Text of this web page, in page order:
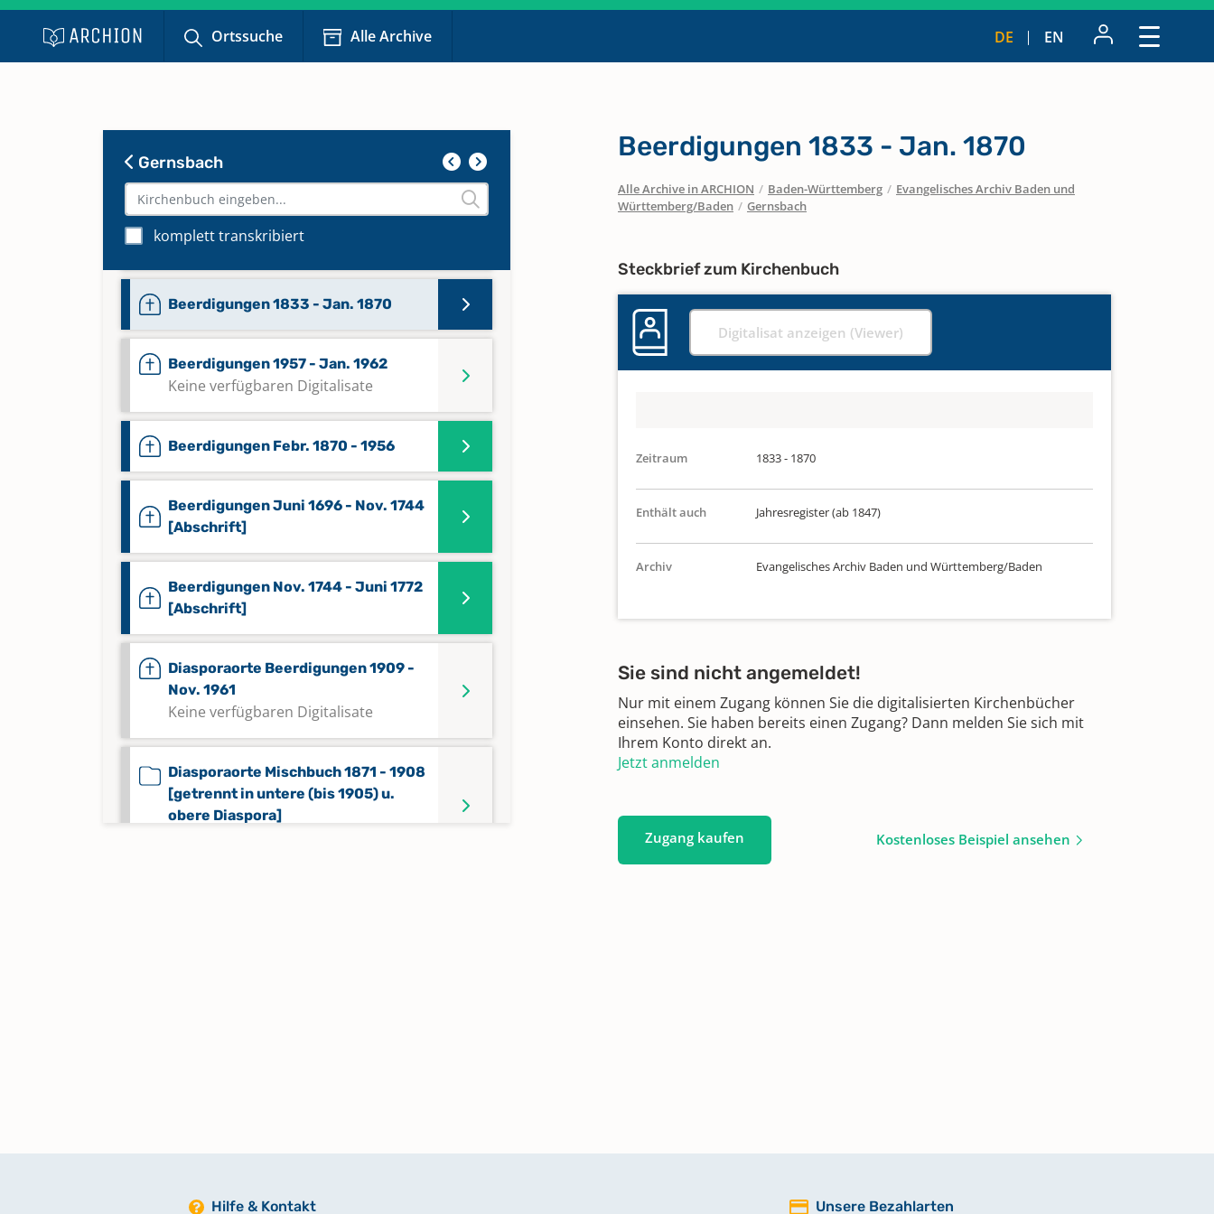
Ortssuche Alle Archive DE EN
Gernsbach
komplett transkribiert
Beerdigungen 1772 - 1796
Beerdigungen 1797 - 1832
Beerdigungen 1833 - Jan. 1870
Beerdigungen 1957 - Jan. 1962
Keine verfügbaren Digitalisate
Beerdigungen Febr. 1870 - 1956
Beerdigungen Juni 1696 - Nov. 1744
[Abschrift]
Beerdigungen Nov. 1744 - Juni 1772
[Abschrift]
Diasporaorte Beerdigungen 1909 -
Nov. 1961
Keine verfügbaren Digitalisate
Diasporaorte Mischbuch 1871 - 1908
[getrennt in untere (bis 1905) u.
obere Diaspora]
Mischbuch 1579,1579,1605 - Dez.
Beerdigungen 1833 - Jan. 1870
Alle Archive in ARCHION / Baden-Württemberg / Evangelisches Archiv Baden und
Württemberg/Baden / Gernsbach
Steckbrief zum Kirchenbuch
Digitalisat anzeigen (Viewer)
Zeitraum 1833 - 1870
Enthält auch Jahresregister (ab 1847)
Archiv Evangelisches Archiv Baden und Württemberg/Baden
Sie sind nicht angemeldet!
Nur mit einem Zugang können Sie die digitalisierten Kirchenbücher
einsehen. Sie haben bereits einen Zugang? Dann melden Sie sich mit
Ihrem Konto direkt an.
Jetzt anmelden
Zugang kaufen Kostenloses Beispiel ansehen
Hilfe & Kontakt Unsere Bezahlarten